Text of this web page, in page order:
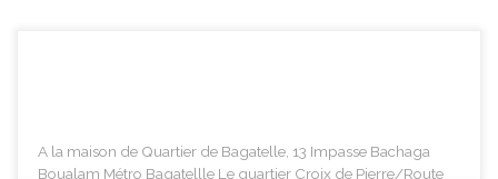
A la maison de Quartier de Bagatelle, 13 Impasse Bachaga
Boualam Métro Bagatellle Le quartier Croix de Pierre/Route